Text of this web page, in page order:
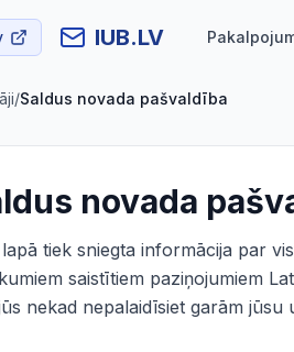
IUB.LV
/Saldus novada pašvaldība
novada
lapā tiek sniegta informācija par
saistītiem paziņojumiem
nekad nepalaidīsiet garām jūsu